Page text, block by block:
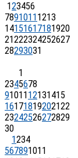
123456
7891011 1213
14151617181920
21222324252627
28293031
1
2345678
91011 12131415
16171819202122
23242526272829
30
1234
567891011